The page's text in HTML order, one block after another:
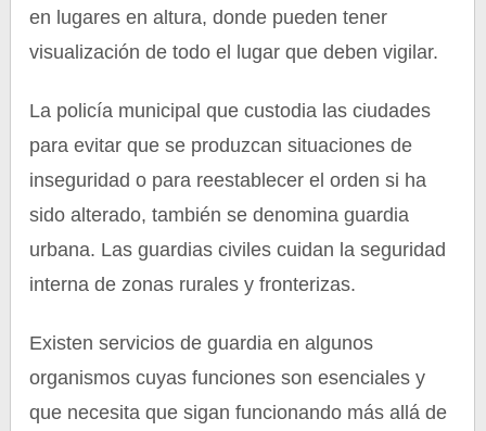
en lugares en altura, donde pueden tener
visualización de todo el lugar que deben vigilar.
La policía municipal que custodia las ciudades
para evitar que se produzcan situaciones de
inseguridad o para reestablecer el orden si ha
sido alterado, también se denomina guardia
urbana. Las guardias civiles cuidan la seguridad
interna de zonas rurales y fronterizas.
Existen servicios de guardia en algunos
organismos cuyas funciones son esenciales y
que necesita que sigan funcionando más allá de